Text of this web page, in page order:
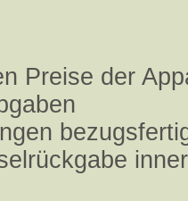
Preise der